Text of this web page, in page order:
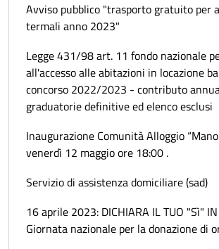
Avviso pubblico "trasporto gratuito per
termali anno 2023"
Legge 431/98 art. 11 fondo nazionale
all'accesso alle abitazioni in locazione
concorso 2022/2023 - contributo
graduatorie definitive ed elenco esclusi
Inaugurazione Comunità Alloggio
venerdì 12 maggio ore 18:00 .
Servizio di assistenza domiciliare (sad)
16 aprile 2023: DICHIARA IL TUO "Sì"
Giornata nazionale per la donazione di